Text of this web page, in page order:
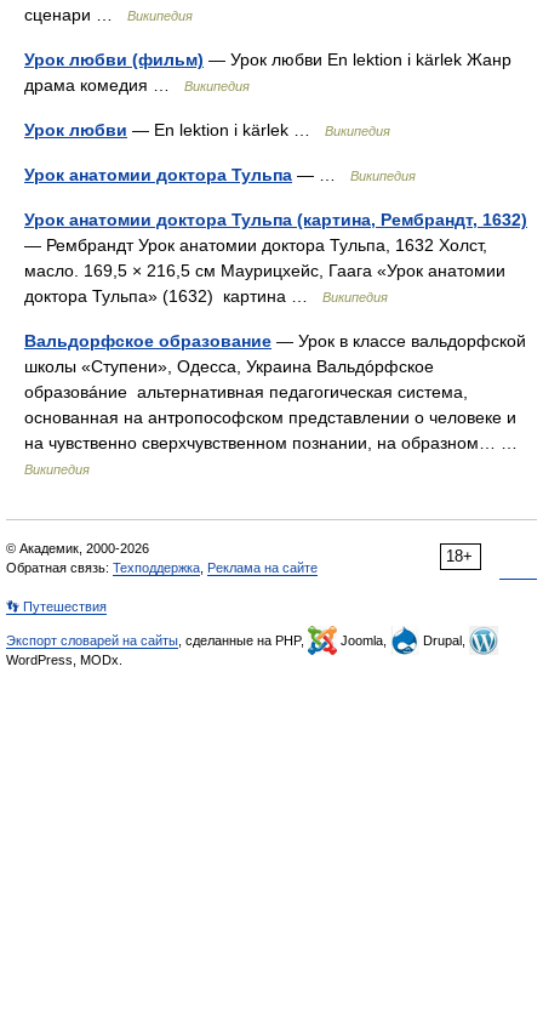
сценари …
Википедия
Урок любви (фильм) — Урок любви En lektion i kärlek Жанр
драма комедия …
Википедия
Урок любви — En lektion i kärlek … Википедия
Урок анатомии доктора Тульпа — … Википедия
Урок анатомии доктора Тульпа (картина, Рембрандт, 1632)
— Рембрандт Урок анатомии доктора Тульпа, 1632 Холст,
масло. 169,5 × 216,5 см Маурицхейс, Гаага «Урок анатомии
доктора Тульпа» (1632) картина …
Википедия
Вальдорфское образование — Урок в классе вальдорфской
школы «Ступени», Одесса, Украина Вальдóрфское
образовáние альтернативная педагогическая система,
основанная на антропософском представлении о человеке и
на чувственно сверхчувственном познании, на образном… …
Википедия
18+
© Академик, 2000-2026
Обратная связь: Техподдержка Реклама на сайте
👣 Путешествия
Экспорт словарей на сайты , сделанные на PHP, Joomla,
Drupal,
WordPress, MODx.